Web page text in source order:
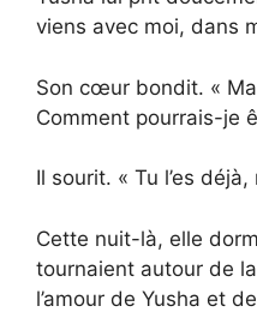
viens avec moi, dans
Son cœur bondit. «
Comment pourrais-je
Il sourit. « Tu l’es
Cette nuit-là, elle
tournaient autour de
l’amour de Yusha et